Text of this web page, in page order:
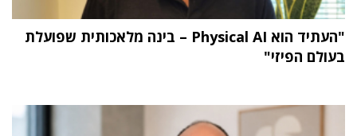
"העתיד הוא Physical AI – בינה מלאכותית שפועלת
בעולם הפיזי"